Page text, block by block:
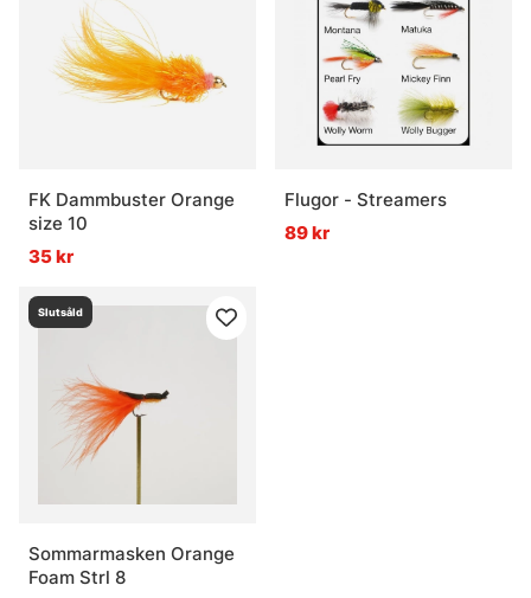
FK Dammbuster Orange
size 10
35 kr
Flugor - Streamers
89 kr
Slutsåld
Sommarmasken Orange
Foam Strl 8